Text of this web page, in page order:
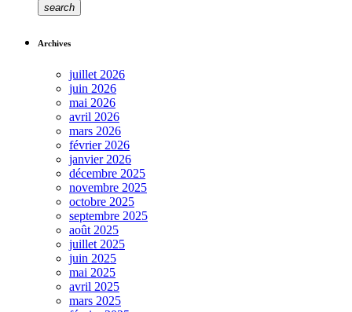
search
Archives
juillet 2026
juin 2026
mai 2026
avril 2026
mars 2026
février 2026
janvier 2026
décembre 2025
novembre 2025
octobre 2025
septembre 2025
août 2025
juillet 2025
juin 2025
mai 2025
avril 2025
mars 2025